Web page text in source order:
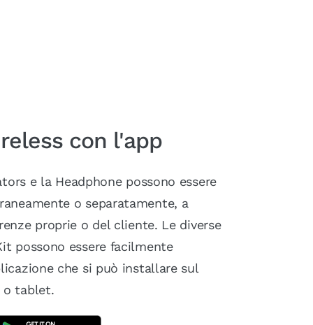
con l'app
e la Headphone possono essere
o separatamente, a
proprie o del cliente. Le diverse
possono essere facilmente
che si può installare sul
o tablet.